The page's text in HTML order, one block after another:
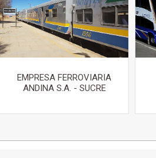
EMPRESA FERROVIARIA
ANDINA S.A. - SUCRE